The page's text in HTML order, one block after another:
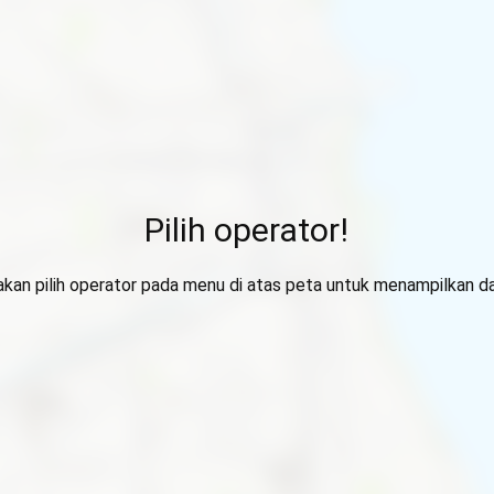
Pilih operator!
pilih operator pada menu di atas peta untuk menampilkan